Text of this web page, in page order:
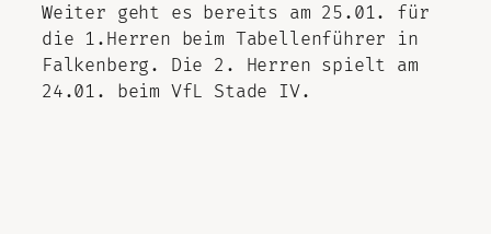
Weiter geht es bereits am 25.01. für
die 1.Herren beim Tabellenführer in
Falkenberg. Die 2. Herren spielt am
24.01. beim VfL Stade IV.